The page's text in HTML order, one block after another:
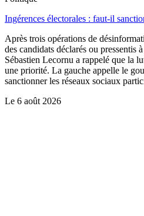
Ingérences électorales : faut-il
Après trois opérations de
des candidats déclarés ou pressentis
Sébastien Lecornu a rappelé que la
une priorité. La gauche appelle le
sanctionner les réseaux sociaux
Le 6 août 2026